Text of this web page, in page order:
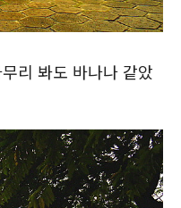
리 봐도 바나나 같았